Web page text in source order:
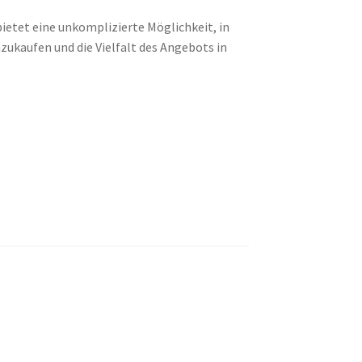
eine unkomplizierte Möglichkeit, in
und die Vielfalt des Angebots in